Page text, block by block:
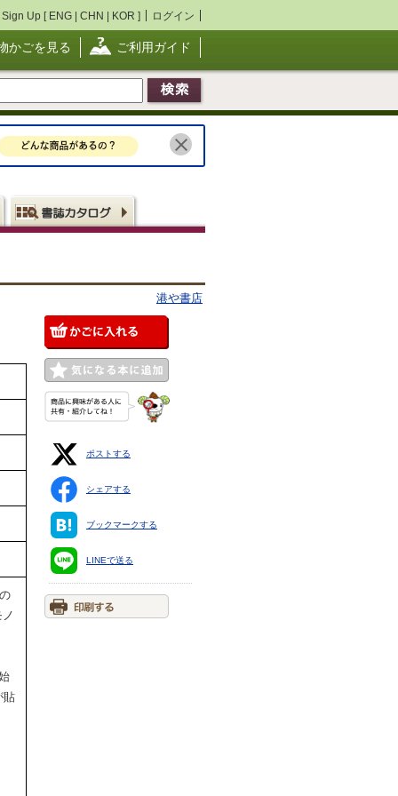
Sign Up [ ENG | CHN | KOR ] ログイン
かごを見る ご利用ガイド
港や書店
貼
ポストする
シェアする
ブックマークする
LINEで送る